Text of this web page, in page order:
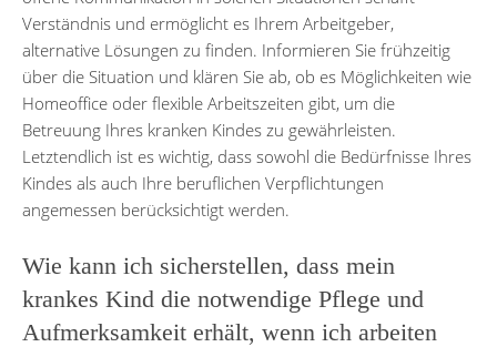
Verständnis und ermöglicht es Ihrem Arbeitgeber,
alternative Lösungen zu finden. Informieren Sie frühzeitig
über die Situation und klären Sie ab, ob es Möglichkeiten wie
Homeoffice oder flexible Arbeitszeiten gibt, um die
Betreuung Ihres kranken Kindes zu gewährleisten.
Letztendlich ist es wichtig, dass sowohl die Bedürfnisse Ihres
Kindes als auch Ihre beruflichen Verpflichtungen
angemessen berücksichtigt werden.
Wie kann ich sicherstellen, dass mein
krankes Kind die notwendige Pflege und
Aufmerksamkeit erhält, wenn ich arbeiten